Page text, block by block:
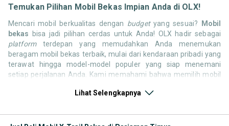
Temukan Pilihan Mobil Bekas Impian Anda di OLX!
Mencari mobil berkualitas dengan budgetyang sesuai? Mobil
bekas bisa jadi pilihan cerdas untuk Anda! OLX hadir sebagai
platformterdepan yang memudahkan Anda menemukan
beragam mobil bekas terbaik, mulai dari kendaraan pribadi yang
terawat hingga model-model populer yang siap menemani
setiap perjalanan Anda. Kami memahami bahwa memilih mobil
ribuan daftar dari penjual terpercaya di seluruh Indonesia.
dengan gaya hidup, kebutuhan, danbudgetAnda!
Lihat Selengkapnya